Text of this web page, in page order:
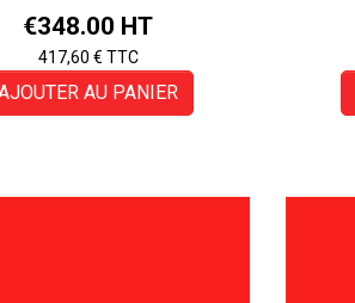
Price
€348.00 HT
417,60 € TTC
AU PANIER